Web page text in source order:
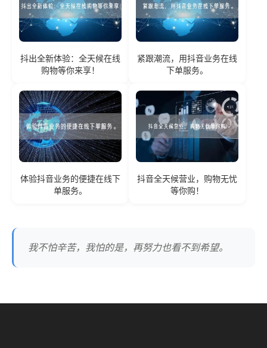
抖出全新体验：全天候在线
购物等你来享！
紧跟潮流，用抖音业务在线
下单服务。
体验抖音业务的便捷在线下
单服务。
抖音全天候营业，购物无忧
等你购！
我不怕辛苦，我怕的是，再努力也看不到希望。